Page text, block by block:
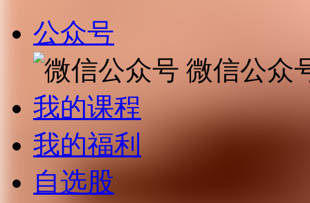
公众号
微信公众
我的课程
我的福利
自选股